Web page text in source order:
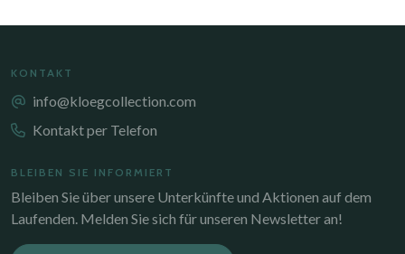
KONTAKT
info@kloegcollection.com
Kontakt per Telefon
BLEIBEN SIE INFORMIERT
Bleiben Sie über unsere Unterkünfte und Aktionen auf dem
Laufenden. Melden Sie sich für unseren Newsletter an!